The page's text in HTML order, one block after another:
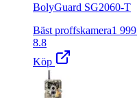
BolyGuard SG2060-T
Bäst proffskamera1 999
8.8
Köp